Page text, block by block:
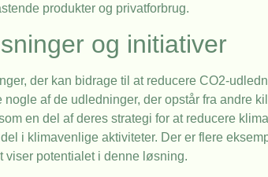
produkter og privatforbrug.
og initiativer
der kan bidrage til at reducere CO2-
af de udledninger, der opstår fra andre
en del af deres strategi for at reducere
i klimavenlige aktiviteter. Der er flere
viser potentialet i denne løsning.